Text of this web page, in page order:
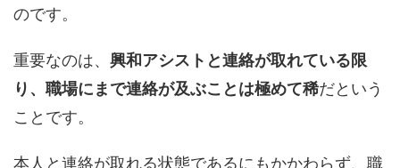
のです。
重要なのは、 興和アシストと連絡が取れている限
り、職場にまで連絡が及ぶことは極めて稀だという
ことです。
本人と連絡が取れる状態であるにもかかわらず、職